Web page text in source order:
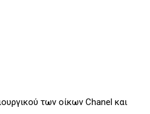
των οίκων Chanel και